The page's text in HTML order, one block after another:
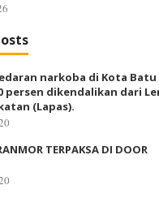
narkoba di Kota Batu
persen dikendalikan dari
(Lapas).
TERPAKSA DI DOOR